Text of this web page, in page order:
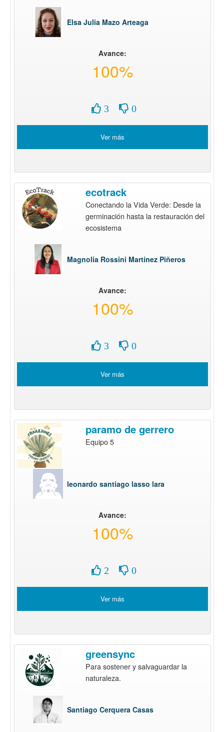
Elsa Julia Mazo Arteaga
Avance:
100%
3 0
Ver más
ecotrack
Conectando la Vida Verde: Desde la
germinación hasta la restauración del
ecosistema
Magnolia Rossini Martínez Piñeros
Avance:
100%
3 0
Ver más
paramo de gerrero
Equipo 5
leonardo santiago lasso lara
Avance:
100%
2 0
Ver más
greensync
Para sostener y salvaguardar la
naturaleza.
Santiago Cerquera Casas